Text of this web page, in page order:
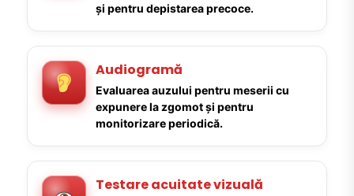
și pentru depistarea precoce.
Audiogramă
Evaluarea auzului pentru meserii cu
expunere la zgomot și pentru
monitorizare periodică.
Testare acuitate vizuală